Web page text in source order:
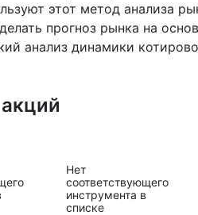
этот метод анализа
прогноз рынка на
анализ динамики
Нет
соответствующего
инструмента в
списке